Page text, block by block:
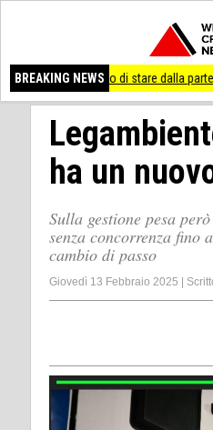
BREAKING NEWS
di stare dalla parte degli ultimi
ha un
Sulla gestione pesa
senza concorrenza fino
cambio di passo
Giovedì 13 Febbraio 2025